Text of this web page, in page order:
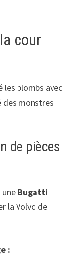
cour
les plombs avec
des monstres
de pièces
une Bugatti
la Volvo de
: